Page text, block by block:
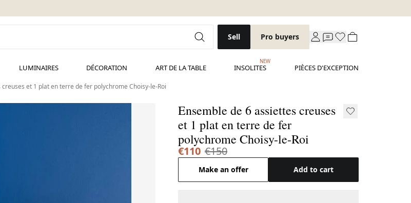
Sell Pro buyers
LUMINAIRES DÉCORATION ART DE LA TABLE INSOLITES
NEW
PIÈCES D'EXCEPTION
et 1 plat en terre de fer polychrome Choisy-le-Roi
Ensemble de 6 assiettes creuses
et 1 plat en terre de fer
polychrome Choisy-le-Roi
€110 €150
Make an offer Add to cart